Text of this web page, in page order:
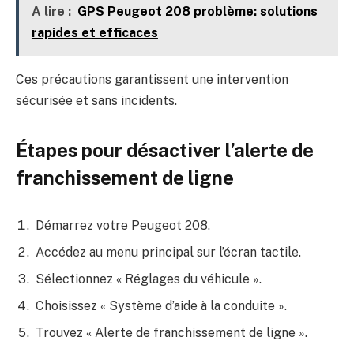
A lire : GPS Peugeot 208 problème: solutions
rapides et efficaces
Ces précautions garantissent une intervention
sécurisée et sans incidents.
Étapes pour désactiver l’alerte de
franchissement de ligne
Démarrez votre Peugeot 208.
Accédez au menu principal sur l’écran tactile.
Sélectionnez « Réglages du véhicule ».
Choisissez « Système d’aide à la conduite ».
Trouvez « Alerte de franchissement de ligne ».